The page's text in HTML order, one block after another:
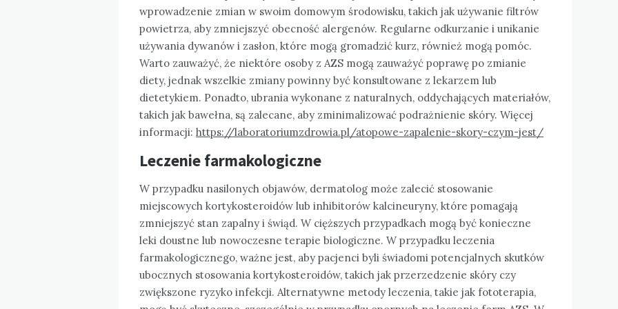
wprowadzenie zmian w swoim domowym środowisku, takich jak używanie filtrów
powietrza, aby zmniejszyć obecność alergenów. Regularne odkurzanie i unikanie
używania dywanów i zasłon, które mogą gromadzić kurz, również mogą pomóc.
Warto zauważyć, że niektóre osoby z AZS mogą zauważyć poprawę po zmianie
diety, jednak wszelkie zmiany powinny być konsultowane z lekarzem lub
dietetykiem. Ponadto, ubrania wykonane z naturalnych, oddychających materiałów,
takich jak bawełna, są zalecane, aby zminimalizować podrażnienie skóry. Więcej
informacji: https://laboratoriumzdrowia.pl/atopowe-zapalenie-skory-czym-jest/
Leczenie farmakologiczne
W przypadku nasilonych objawów, dermatolog może zalecić stosowanie
miejscowych kortykosteroidów lub inhibitorów kalcineuryny, które pomagają
zmniejszyć stan zapalny i świąd. W cięższych przypadkach mogą być konieczne
leki doustne lub nowoczesne terapie biologiczne. W przypadku leczenia
farmakologicznego, ważne jest, aby pacjenci byli świadomi potencjalnych skutków
ubocznych stosowania kortykosteroidów, takich jak przerzedzenie skóry czy
zwiększone ryzyko infekcji. Alternatywne metody leczenia, takie jak fototerapia,